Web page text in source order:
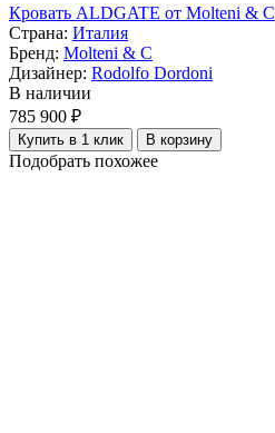
Кровать ALDGATE от Molteni & C
Страна: Италия
Бренд: Molteni & C
Дизайнер: Rodolfo Dordoni
В наличии
785 900 ₽
Купить в 1 клик В корзину
Подобрать похожее